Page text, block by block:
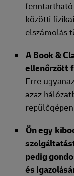
fenntartható
közötti
elszámolás
A Book &
ellenőrzött
Erre
azaz
Ön egy
pedig
és